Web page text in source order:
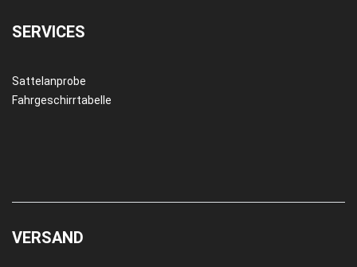
SERVICES
Sattelanprobe
Fahrgeschirrtabelle
VERSAND